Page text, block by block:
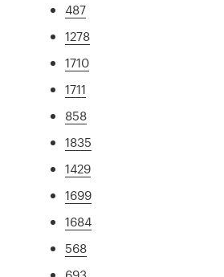
487
1278
1710
1711
858
1835
1429
1699
1684
568